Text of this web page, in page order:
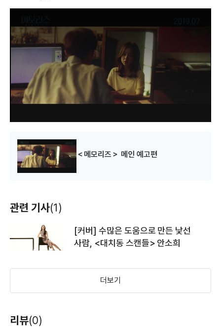
s
a
m
d
o
w
＜메모리즈＞ 메인 예고편
관련 기사(1)
[커버] 수많은 도움으로 만든 낯선
사람, <대치동 스캔들> 안소희
더보기
리뷰(0)